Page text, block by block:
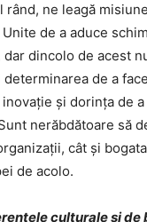
rând, ne leagă
de a aduce
dincolo de acest
de a
şi dorinţa de
nerăbdătoare să
cât şi
de acolo.
culturale şi de